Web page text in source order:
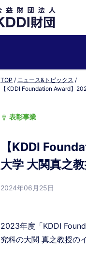
TOP
ニュース&トピックス
【KDDI Foundation Award】
表彰事業
【KDDI
大学 大関真之
2024年06月25日
2023年度「KDDI
究科の大関 真之教授の